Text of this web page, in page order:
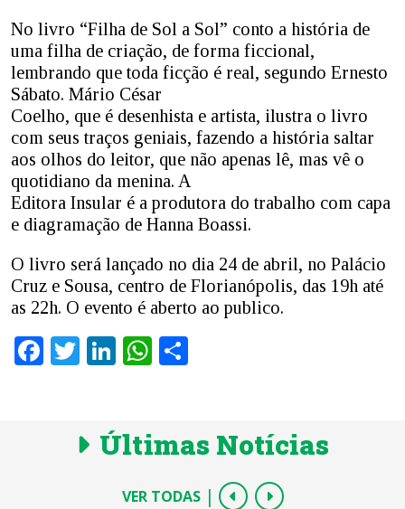
No livro “Filha de Sol a Sol” conto a história de
uma filha de criação, de forma ficcional,
lembrando que toda ficção é real, segundo Ernesto
Sábato. Mário César
Coelho, que é desenhista e artista, ilustra o livro
com seus traços geniais, fazendo a história saltar
aos olhos do leitor, que não apenas lê, mas vê o
quotidiano da menina. A
Editora Insular é a produtora do trabalho com capa
e diagramação de Hanna Boassi.
O livro será lançado no dia 24 de abril, no Palácio
Cruz e Sousa, centro de Florianópolis, das 19h até
as 22h. O evento é aberto ao publico.
Facebook
TwitterLinkedInWhatsApp
Últimas Notícias
VER TODAS |